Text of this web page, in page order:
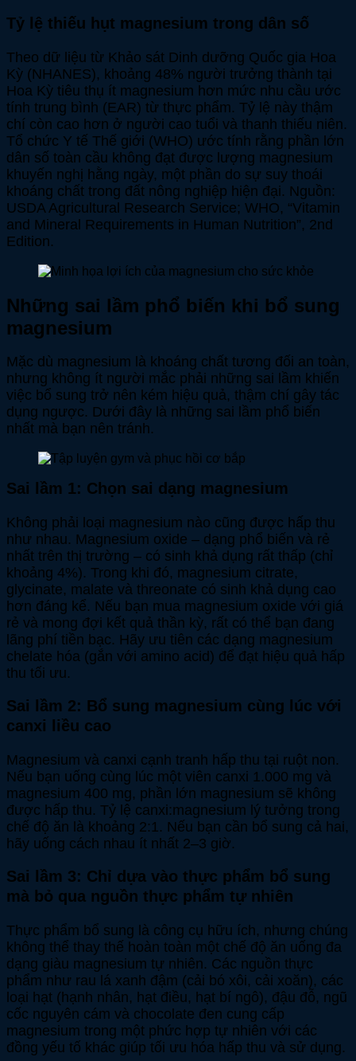
Tỷ lệ thiếu hụt magnesium trong dân số
Theo dữ liệu từ Khảo sát Dinh dưỡng Quốc gia Hoa
Kỳ (NHANES), khoảng 48% người trưởng thành tại
Hoa Kỳ tiêu thụ ít magnesium hơn mức nhu cầu ước
tính trung bình (EAR) từ thực phẩm. Tỷ lệ này thậm
chí còn cao hơn ở người cao tuổi và thanh thiếu niên.
Tổ chức Y tế Thế giới (WHO) ước tính rằng phần lớn
dân số toàn cầu không đạt được lượng magnesium
khuyến nghị hằng ngày, một phần do sự suy thoái
khoáng chất trong đất nông nghiệp hiện đại. Nguồn:
USDA Agricultural Research Service; WHO, “Vitamin
and Mineral Requirements in Human Nutrition”, 2nd
Edition.
Những sai lầm phổ biến khi bổ sung
magnesium
Mặc dù magnesium là khoáng chất tương đối an toàn,
nhưng không ít người mắc phải những sai lầm khiến
việc bổ sung trở nên kém hiệu quả, thậm chí gây tác
dụng ngược. Dưới đây là những sai lầm phổ biến
nhất mà bạn nên tránh.
Sai lầm 1: Chọn sai dạng magnesium
Không phải loại magnesium nào cũng được hấp thu
như nhau. Magnesium oxide – dạng phổ biến và rẻ
nhất trên thị trường – có sinh khả dụng rất thấp (chỉ
khoảng 4%). Trong khi đó, magnesium citrate,
glycinate, malate và threonate có sinh khả dụng cao
hơn đáng kể. Nếu bạn mua magnesium oxide với giá
rẻ và mong đợi kết quả thần kỳ, rất có thể bạn đang
lãng phí tiền bạc. Hãy ưu tiên các dạng magnesium
chelate hóa (gắn với amino acid) để đạt hiệu quả hấp
thu tối ưu.
Sai lầm 2: Bổ sung magnesium cùng lúc với
canxi liều cao
Magnesium và canxi cạnh tranh hấp thu tại ruột non.
Nếu bạn uống cùng lúc một viên canxi 1.000 mg và
magnesium 400 mg, phần lớn magnesium sẽ không
được hấp thu. Tỷ lệ canxi:magnesium lý tưởng trong
chế độ ăn là khoảng 2:1. Nếu bạn cần bổ sung cả hai,
hãy uống cách nhau ít nhất 2–3 giờ.
Sai lầm 3: Chỉ dựa vào thực phẩm bổ sung
mà bỏ qua nguồn thực phẩm tự nhiên
Thực phẩm bổ sung là công cụ hữu ích, nhưng chúng
không thể thay thế hoàn toàn một chế độ ăn uống đa
dạng giàu magnesium tự nhiên. Các nguồn thực
phẩm như rau lá xanh đậm (cải bó xôi, cải xoăn), các
loại hạt (hạnh nhân, hạt điều, hạt bí ngô), đậu đỗ, ngũ
cốc nguyên cám và chocolate đen cung cấp
magnesium trong một phức hợp tự nhiên với các
đồng yếu tố khác giúp tối ưu hóa hấp thu và sử dụng.